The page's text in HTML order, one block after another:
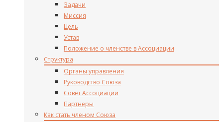
Задачи
Миссия
Цель
Устав
Положение о членстве в Ассоциации
Структура
Органы управления
Руководство Союза
Совет Ассоциации
Партнеры
Как стать членом Союза